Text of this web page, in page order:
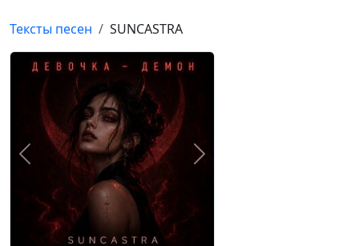
Тексты песен SUNCASTRA
Предыдущее Следующее